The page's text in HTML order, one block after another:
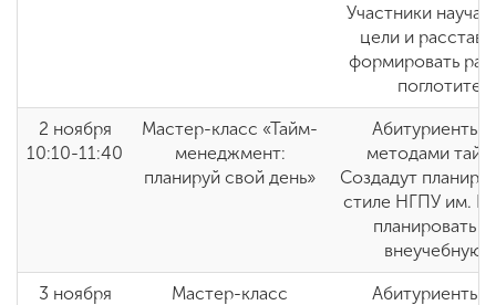
Участники
цели и
формировать
2 ноября
10:10-11:40
Мастер-класс «Тайм-
менеджмент:
планируй свой день»
Абитуриенты
методами
Создадут
стиле НГПУ им.
планировать
внеучебную
3 ноября
Мастер-класс
Абитуриенты